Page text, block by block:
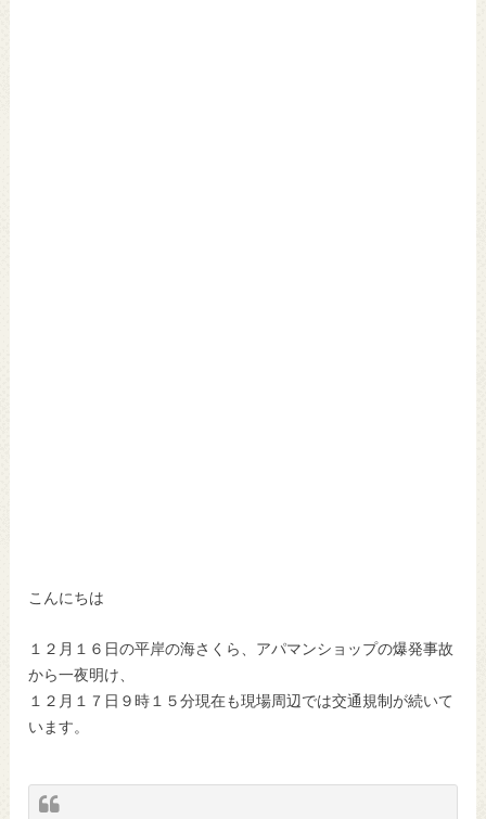
こんにちは
１２月１６日の平岸の海さくら、アパマンショップの爆発事故
から一夜明け、
１２月１７日９時１５分現在も現場周辺では交通規制が続いて
います。